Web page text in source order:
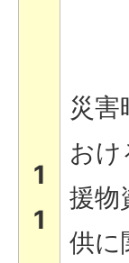
1
1
災害
おけ
援物
供に